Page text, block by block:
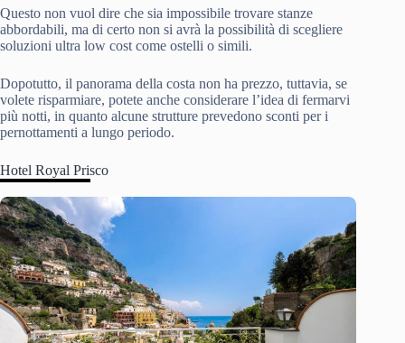
Questo non vuol dire che sia impossibile trovare stanze
abbordabili, ma di certo non si avrà la possibilità di scegliere
soluzioni ultra low cost come ostelli o simili.
Dopotutto, il panorama della costa non ha prezzo, tuttavia, se
volete risparmiare, potete anche considerare l’idea di fermarvi
più notti, in quanto alcune strutture prevedono sconti per i
pernottamenti a lungo periodo.
Hotel Royal Prisco